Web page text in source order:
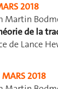
2018
Martin
de la
de Lance
2018